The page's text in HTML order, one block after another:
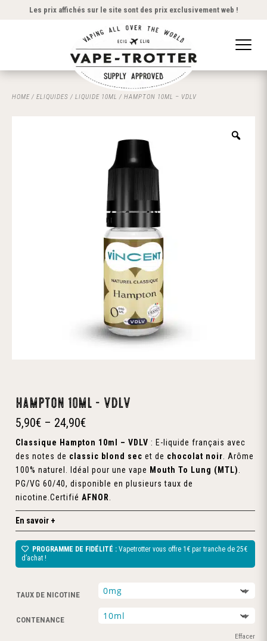
Les prix affichés sur le site sont des prix exclusivement web !
HOME / ELIQUIDES / LIQUIDE 10ML / HAMPTON 10ML – VDLV
Hampton 10ml – VDLV
5,90€ – 24,90€
Classique Hampton 10ml – VDLV : E-liquide français avec
des notes de classic blond sec et de chocolat noir
Arôme
100% naturel.
Idéal pour une vape Mouth To Lung (MTL)
PG/VG 60/40, disponible en plusieurs taux de
nicotine. Certifié AFNOR
En savoir +
PROGRAMME DE FIDÉLITÉ : Vapetrotter vous offre 1€ par tranche de 25€
d’achat !
TAUX DE NICOTINE
CONTENANCE
Effacer